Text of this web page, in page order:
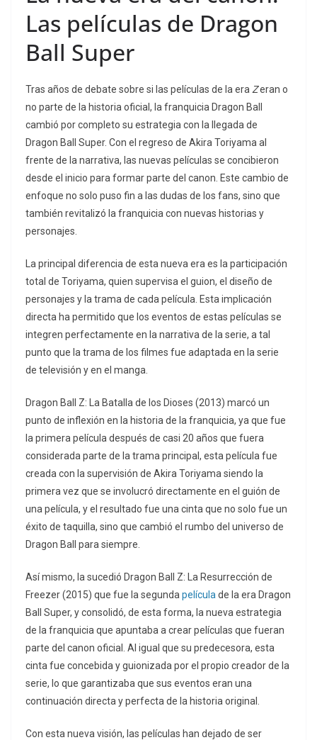
Las películas de Dragon
Ball Super
Tras años de debate sobre si las películas de la era Zeran o
no parte de la historia oficial, la franquicia Dragon Ball
cambió por completo su estrategia con la llegada de
Dragon Ball Super. Con el regreso de Akira Toriyama al
frente de la narrativa, las nuevas películas se concibieron
desde el inicio para formar parte del canon. Este cambio de
enfoque no solo puso fin a las dudas de los fans, sino que
también revitalizó la franquicia con nuevas historias y
personajes.
La principal diferencia de esta nueva era es la participación
total de Toriyama, quien supervisa el guion, el diseño de
personajes y la trama de cada película. Esta implicación
directa ha permitido que los eventos de estas películas se
integren perfectamente en la narrativa de la serie, a tal
punto que la trama de los filmes fue adaptada en la serie
de televisión y en el manga.
Dragon Ball Z: La Batalla de los Dioses (2013) marcó un
punto de inflexión en la historia de la franquicia, ya que fue
la primera película después de casi 20 años que fuera
considerada parte de la trama principal, esta película fue
creada con la supervisión de Akira Toriyama siendo la
primera vez que se involucró directamente en el guión de
una película, y el resultado fue una cinta que no solo fue un
éxito de taquilla, sino que cambió el rumbo del universo de
Dragon Ball para siempre.
Así mismo, la sucedió Dragon Ball Z: La Resurrección de
Freezer (2015) que fue la segunda película de la era Dragon
Ball Super, y consolidó, de esta forma, la nueva estrategia
de la franquicia que apuntaba a crear películas que fueran
parte del canon oficial. Al igual que su predecesora, esta
cinta fue concebida y guionizada por el propio creador de la
serie, lo que garantizaba que sus eventos eran una
continuación directa y perfecta de la historia original.
Con esta nueva visión, las películas han dejado de ser